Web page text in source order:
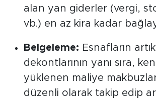
alan yan giderler (vergi,
vb.) en az kira kadar
Belgeleme: Esnafların
dekontlarının yanı sıra,
yüklenen maliye
düzenli olarak takip edip